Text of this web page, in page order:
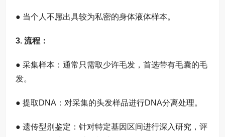
● 当个人不愿出具较为私密的身体液体样本。
3. 流程 ：
● 采集样本：通常只需取少许毛发，首选带有毛囊的毛
发。
● 提取DNA：对采集的头发样品进行DNA分离处理。
● 遗传型别鉴定：针对特定基因区间进行深入研究，评